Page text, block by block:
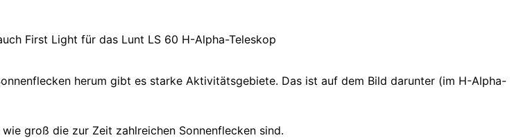
First Light für das Lunt LS 60 H-Alpha-Teleskop
herum gibt es starke Aktivitätsgebiete. Das ist auf dem Bild darunter (im H-Alpha-
groß die zur Zeit zahlreichen Sonnenflecken sind.